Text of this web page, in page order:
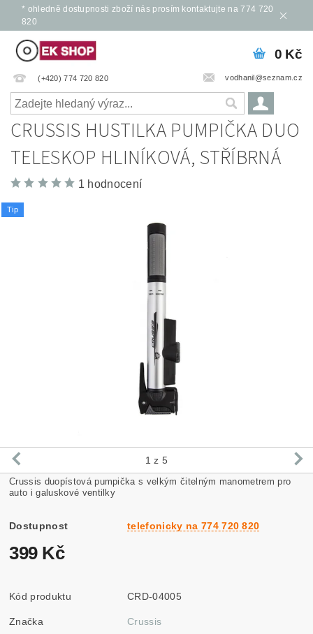
* ohledně dostupnosti zboží nás prosím kontaktujte na 774 720
820
(+420) 774 720 820 vodhanil@seznam.cz
0 Kč
CRUSSIS HUSTILKA PUMPIČKA DUO
TELESKOP HLINÍKOVÁ, STŘÍBRNÁ
1 hodnocení
Tip
1 z 5
Crussis duopístová pumpička s velkým čitelným manometrem pro
auto i galuskové ventilky
Dostupnost telefonicky na 774 720 820
399 Kč
Kód produktu CRD-04005
Značka Crussis